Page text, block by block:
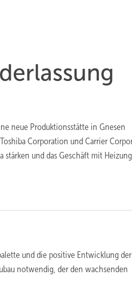
neue Produktionsstätte in Gnesen
Corporation und Carrier
und das Geschäft mit
und die positive Entwicklung der
notwendig, der den wachsenden